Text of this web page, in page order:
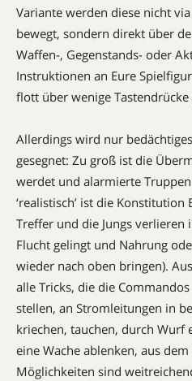
Variante werden diese nicht
bewegt, sondern direkt über
Waffen-, Gegenstands- oder
Instruktionen an Eure
flott über wenige Tastendrücke
Allerdings wird nur
gesegnet: Zu groß ist die
werdet und alarmierte
‘realistisch’ ist die Konstitution
Treffer und die Jungs verlieren
Flucht gelingt und Nah­rung
wieder nach oben bringen).
alle Tricks, die die
stellen, an Stromleitungen in
kriechen, tauchen, durch Wurf
eine Wache ablenken, aus
Möglichkeiten sind